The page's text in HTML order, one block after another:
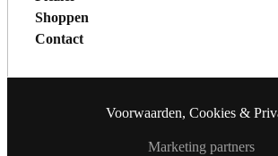
Shoppen
Contact
Voorwaarden, Cookies &
Marketing partners